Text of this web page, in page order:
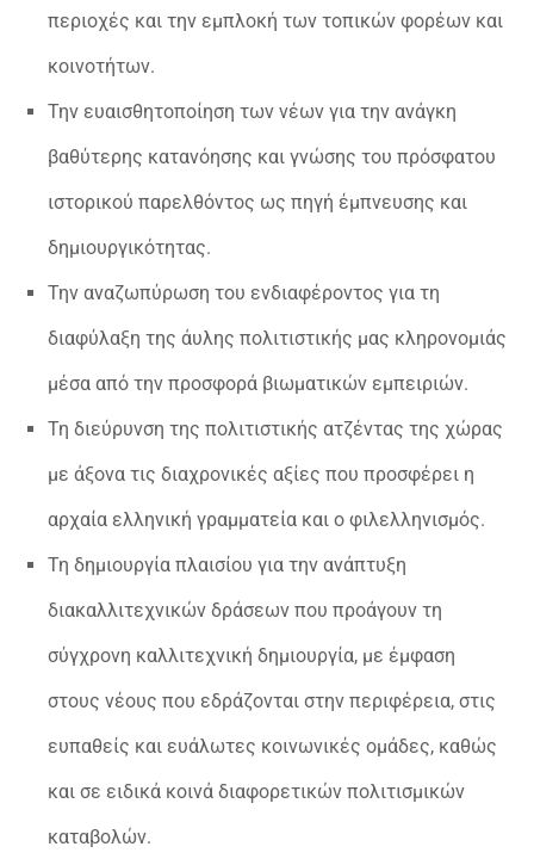
περιοχές και την εμπλοκή των τοπικών φορέων και
κοινοτήτων.
Την ευαισθητοποίηση των νέων για την ανάγκη
βαθύτερης κατανόησης και γνώσης του πρόσφατου
ιστορικού παρελθόντος ως πηγή έμπνευσης και
δημιουργικότητας.
Την αναζωπύρωση του ενδιαφέροντος για τη
διαφύλαξη της άυλης πολιτιστικής μας κληρονομιάς
μέσα από την προσφορά βιωματικών εμπειριών.
Τη διεύρυνση της πολιτιστικής ατζέντας της χώρας
με άξονα τις διαχρονικές αξίες που προσφέρει η
αρχαία ελληνική γραμματεία και ο φιλελληνισμός.
Τη δημιουργία πλαισίου για την ανάπτυξη
διακαλλιτεχνικών δράσεων που προάγουν τη
σύγχρονη καλλιτεχνική δημιουργία, με έμφαση
στους νέους που εδράζονται στην περιφέρεια, στις
ευπαθείς και ευάλωτες κοινωνικές ομάδες, καθώς
και σε ειδικά κοινά διαφορετικών πολιτισμικών
καταβολών.